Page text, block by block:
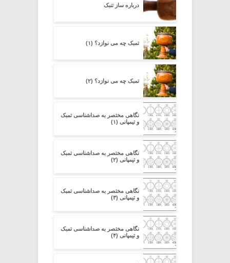
درباره ساز تنبک
تمبک چه می نوازد؟ (۱)
تمبک چه می نوازد؟ (۲)
نگاهی مختصر به صداشناسی تمبک
و تیمپانی (۱)
نگاهی مختصر به صداشناسی تمبک
و تیمپانی (۲)
نگاهی مختصر به صداشناسی تمبک
و تیمپانی (۳)
نگاهی مختصر به صداشناسی تمبک
و تیمپانی (۴)